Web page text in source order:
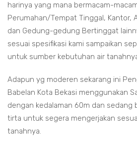
harinya yang mana bermacam-
Perumahan/Tempat Tinggal, Kantor,
dan Gedung-gedung Bertinggat
sesuai spesifikasi kami sampaikan
untuk sumber kebutuhan air
Adapun yg moderen sekarang ini
Babelan Kota Bekasi menggunakan
dengan kedalaman 60m dan sedang
tirta untuk segera mengerjakan
tanahnya.